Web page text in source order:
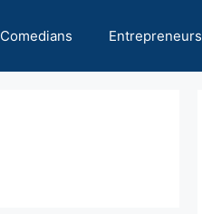
Comedians Entrepreneurs